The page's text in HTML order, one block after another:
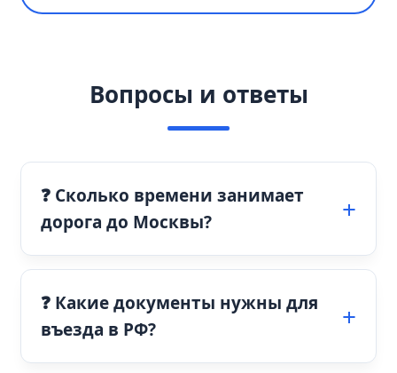
Вопросы и ответы
❓ Сколько времени занимает
дорога до Москвы?
❓ Какие документы нужны для
въезда в РФ?